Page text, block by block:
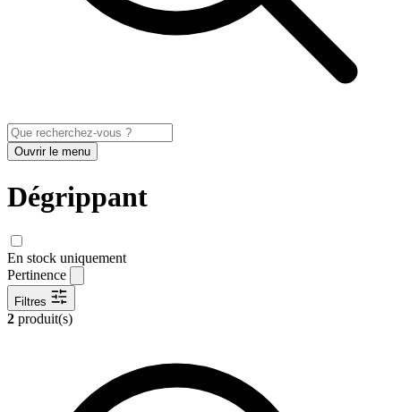
Ouvrir le menu
Dégrippant
En stock uniquement
Pertinence
Filtres
2 produit(s)